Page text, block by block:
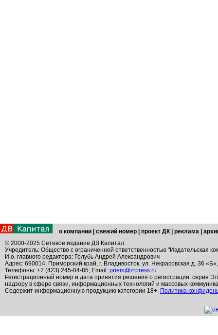
о компании свежий номер проект ДК реклама
© 2000-2025 Сетевое издание ДВ Капитал
Учредитель: Общество с ограниченной ответственностью "Издательская
И.о. главного редактора: Голубь Андрей Александрович
Адрес: 690014, Приморский край, г. Владивосток, ул. Некрасовская д. 36
Телефоны: +7 (423) 245-04-85; Email: priem@zrpress.ru
Регистрационный номер и дата принятия решения о регистрации: серия
надзору в сфере связи, информационных технологий и массовых
Содержит информационную продукцию категории 18+. Политика